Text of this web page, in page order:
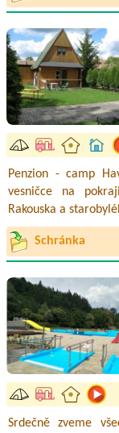
Penzion - camp
vesničce na
Rakouska a
Schránka
Srdečně zveme